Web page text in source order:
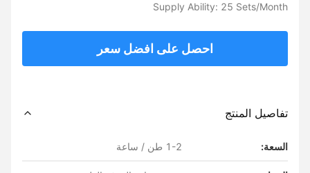
Supply Ability: 25 Sets/Month
احصل على افضل سعر
تفاصيل المنتج
السعة: